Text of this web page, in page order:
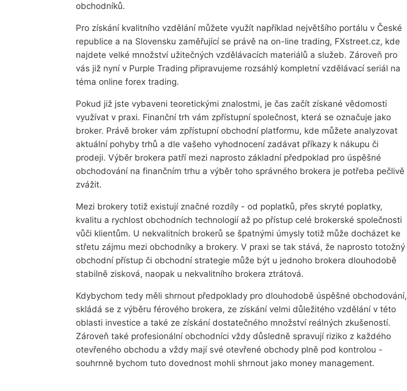
obchodníků.
Pro získání kvalitního vzdělání můžete využít například největšího portálu v České
republice a na Slovensku zaměřující se právě na on-line trading, FXstreet.cz, kde
najdete velké množství užitečných vzdělávacích materiálů a služeb. Zároveň pro
vás již nyní v Purple Trading připravujeme rozsáhlý kompletní vzdělávací seriál na
téma online forex trading.
Pokud již jste vybaveni teoretickými znalostmi, je čas začít získané vědomosti
využívat v praxi. Finanční trh vám zpřístupní společnost, která se označuje jako
broker. Právě broker vám zpřístupní obchodní platformu, kde můžete analyzovat
aktuální pohyby trhů a dle vašeho vyhodnocení zadávat příkazy k nákupu či
prodeji. Výběr brokera patří mezi naprosto základní předpoklad pro úspěšné
obchodování na finančním trhu a výběr toho správného brokera je potřeba pečlivě
zvážit.
Mezi brokery totiž existují značné rozdíly - od poplatků, přes skryté poplatky,
kvalitu a rychlost obchodních technologií až po přístup celé brokerské společnosti
vůči klientům. U nekvalitních brokerů se špatnými úmysly totiž může docházet ke
střetu zájmu mezi obchodníky a brokery. V praxi se tak stává, že naprosto totožný
obchodní přístup či obchodní strategie může být u jednoho brokera dlouhodobě
stabilně zisková, naopak u nekvalitního brokera ztrátová.
Kdybychom tedy měli shrnout předpoklady pro dlouhodobě úspěšné obchodování,
skládá se z výběru férového brokera, ze získání velmi důležitého vzdělání v této
oblasti investice a také ze získání dostatečného množství reálných zkušeností.
Zároveň také profesionální obchodníci vždy důsledně spravují riziko z každého
otevřeného obchodu a vždy mají své otevřené obchody plně pod kontrolou -
souhrnně bychom tuto dovednost mohli shrnout jako money management.